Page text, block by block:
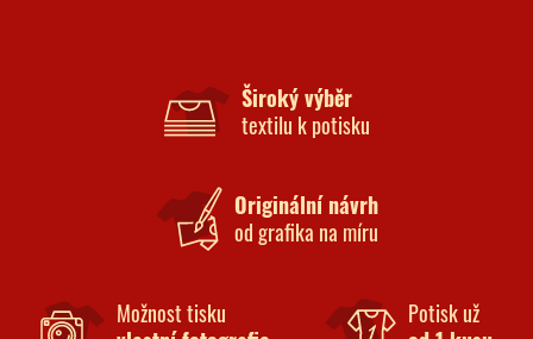
Široký výběr
textilu k potisku
Originální návrh
od grafika na míru
Možnost tisku
Potisk už